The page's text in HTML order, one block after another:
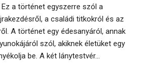
a történet egyszerre szól a
a családi titkokról és az
A történet egy édesanyáról, annak
szól, akiknek életüket egy
be. A két lánytestvér...